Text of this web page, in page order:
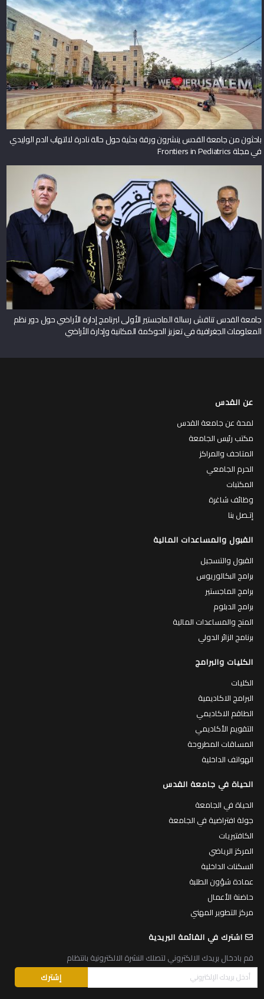
باحثون من جامعة القدس ينشرون ورقة بحثية حول حالة نادرة لالتهاب الدم الوليدي
في مجلة Frontiers in Pediatrics
جامعة القدس تناقش رسالة الماجستير الأولى لبرنامج إدارة الأراضي حول دور نظم
المعلومات الجغرافية في تعزيز الحوكمة المكانية وإدارة الأراضي
عن القدس
لمحة عن جامعة القدس
مكتب رئيس الجامعة
المتاحف والمراكز
الحرم الجامعي
المكتبات
وظائف شاغرة
إتـصل بنا
القبول والمساعدات المالية
القبول والتسجيل
برامج البكالوريوس
برامج الماجستير
برامج الدبلوم
المنح والمساعدات المالية
برنامج الزائر الدولي
الكليات والبرامج
الكليات
البرامج الاكاديمية
الطاقم الاكاديمي
التقويم الأكاديمي
المساقات المطروحة
الهواتف الداخلية
الحياة في جامعة القدس
الحياة في الجامعة
جولة افتراضية في الجامعة
الكافتيريات
المركز الرياضي
السكنات الداخلية
عمادة شؤون الطلبة
حاضنة الأعمال
مركز التطوير المهني
اشترك في القائمة البريدية
قم بادخال بريدك الالكتروني لتصلك النشرة الالكترونية بانتظام